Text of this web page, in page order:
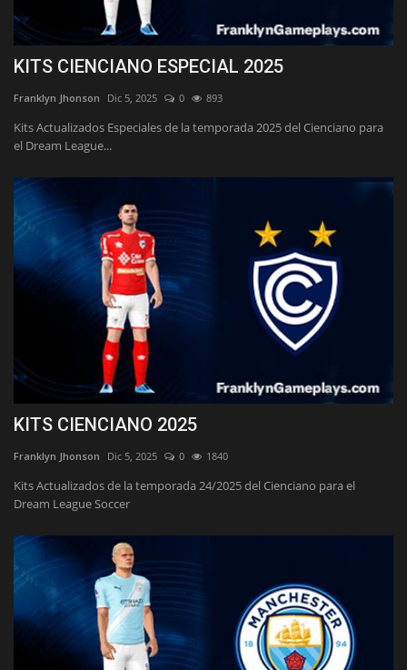
KITS CIENCIANO ESPECIAL 2025
Franklyn Jhonson Dic 5, 2025 0 893
Kits Actualizados Especiales de la temporada 2025 del Cienciano para
el Dream League...
KITS CIENCIANO 2025
Franklyn Jhonson Dic 5, 2025 0 1840
Kits Actualizados de la temporada 24/2025 del Cienciano para el
Dream League Soccer